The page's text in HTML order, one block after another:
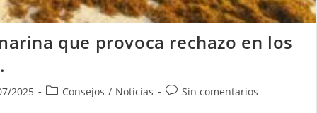
que provoca rechazo en los
2025
Categoría
Consejos / Noticias
Comentarios
Sin comentarios